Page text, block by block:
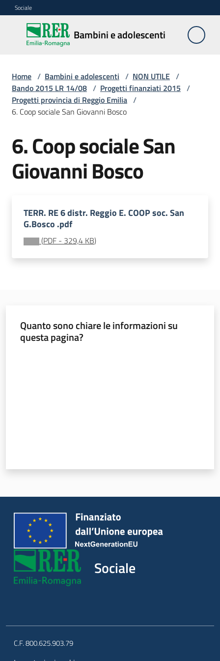
Vai al contenuto
Vai alla navigazione
Vai al footer
Sociale
Bambini e adolescenti
Bambini e
adolescenti
Accoglienza,
tutela
e
Adolescenza
soggiorni
socioeducativi
Formazione
Servizi
Leggi Atti Bandi
Home / Bambini e adolescenti / NON UTILE /
Bando 2015 LR 14/08 / Progetti finanziati 2015 /
Progetti provincia di Reggio Emilia /
6. Coop sociale San Giovanni Bosco
6. Coop sociale San
Giovanni Bosco
TERR. RE 6 distr. Reggio E. COOP soc. San
G.Bosco .pdf
(PDF - 329,4 KB)
Quanto sono chiare le informazioni su
questa pagina?
Sociale
C.F. 800.625.903.79